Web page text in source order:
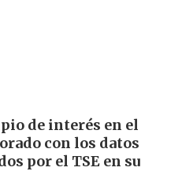
de interés en el
con los datos
por el TSE en su